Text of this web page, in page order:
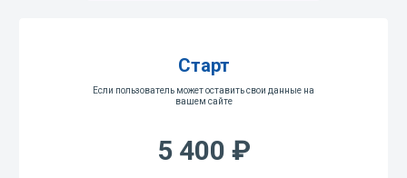
Старт
Если пользователь может оставить свои данные на
вашем сайте
5 400 ₽